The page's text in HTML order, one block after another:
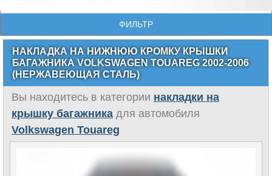
ФИЛЬТР
НАКЛАДКА НА НИЖНЮЮ КРОМКУ КРЫШКИ
БАГАЖНИКА VOLKSWAGEN TOUAREG 2002-2006
(НЕРЖАВЕЮЩАЯ СТАЛЬ)
Вы находитесь в категории накладки на
крышку багажника для автомобиля
Volkswagen Touareg